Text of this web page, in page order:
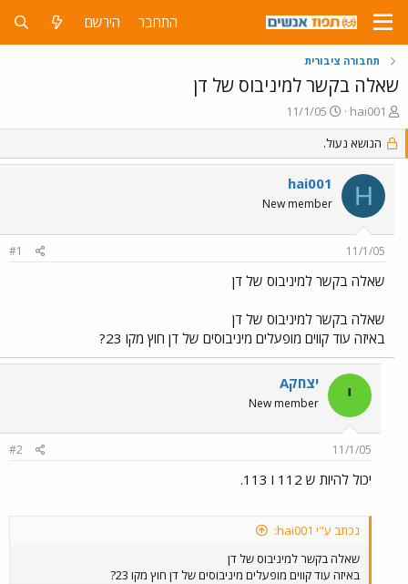
התחבר הירשם
תחבורה ציבורית
שאלה בקשר למיניבוס של דן
פ
ו
ת
ח
נ
hai001
פ
ו
ר
ס
ם
ב
ת
ך
11/1/05
הנושא נעול.
H
hai001
New member
11/1/05
#1
שאלה בקשר למיניבוס של דן
שאלה בקשר למיניבוס של דן
באיזה עוד קווים מופעלים מיניבוסים של דן חוץ מקו 23?
י יצחקA
New member
11/1/05
#2
יכול להיות ש 112 ו 113.
נכתב ע"י hai001:
שאלה בקשר למיניבוס של דן
באיזה עוד קווים מופעלים מיניבוסים של דן חוץ מקו 23?